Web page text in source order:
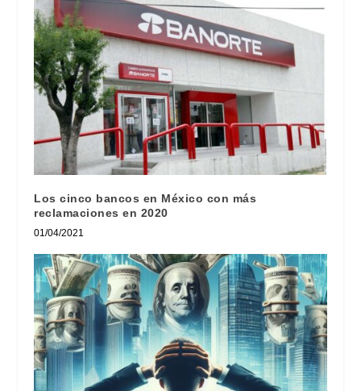
Los cinco bancos en México con más
reclamaciones en 2020
01/04/2021